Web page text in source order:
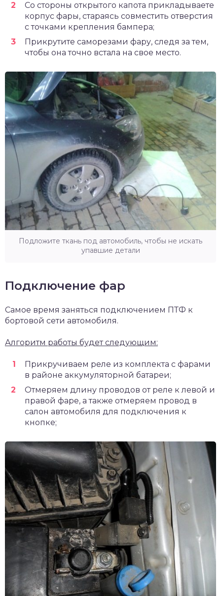
Со стороны открытого капота прикладываете
корпус фары, стараясь совместить отверстия
с точками крепления бампера;
Прикрутите саморезами фару, следя за тем,
чтобы она точно встала на свое место.
Подложите ткань под автомобиль, чтобы не искать
упавшие детали
Подключение фар
Самое время заняться подключением ПТФ к
бортовой сети автомобиля.
Алгоритм работы будет следующим:
Прикручиваем реле из комплекта с фарами
в районе аккумуляторной батареи;
Отмеряем длину проводов от реле к левой и
правой фаре, а также отмеряем провод в
салон автомобиля для подключения к
кнопке;